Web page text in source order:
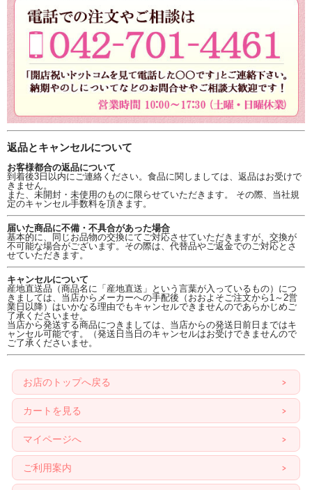
返品とキャンセルについて
お客様都合の返品について
到着後3日以内にご連絡ください。食品に関しましては、返品はお受けで
きません。
また、未開封・未使用のものに限らせていただきます。 その際、当社規
定のキャンセル手数料を頂きます。
届いた商品に不備・不具合があった場合
基本的に、同じお品物の交換にてご対応させていただきますが、交換が
不可能な場合がございます。その際は、代替品やご返金でのご対応とさ
せていただきます。
キャンセルについて
産地直送品（商品名に「産地直送」という言葉が入っているもの）につ
きましては、当店からメーカーへの手配後（おおよそご注文から1～2営
業日以降）はいかなる理由でもキャンセルできませんのであらかじめご
了承くださいませ。
当店から発送する商品につきましては、当店からの発送日前日まではキ
ャンセル可能です。（発送日当日のキャンセルはお受けできませんので
ご了承くださいませ。
お店のトップへ戻る
カートを見る
マイページへ
ご利用案内